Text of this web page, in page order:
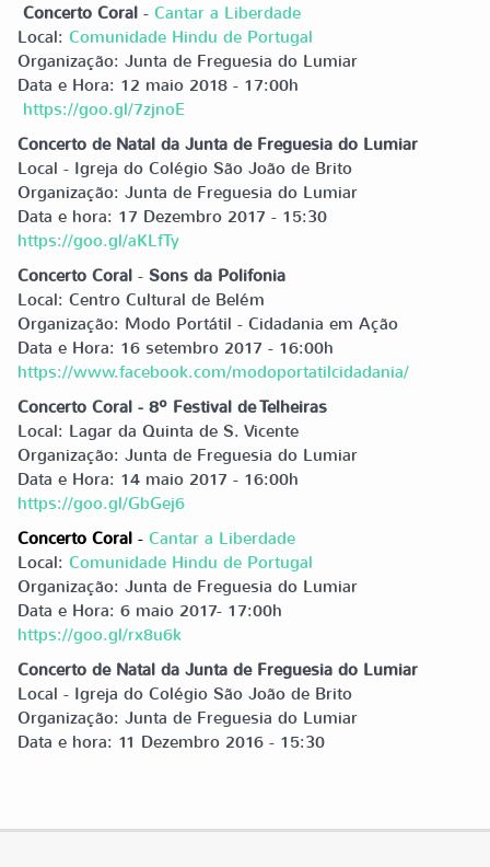
Concerto Coral - Cantar a Liberdade
Local: Comunidade Hindu de Portugal
Organização: Junta de Freguesia do Lumiar
Data e Hora: 12 maio 2018 - 17:00h
https://goo.gl/7zjnoE
Concerto de Natal da Junta de Freguesia do Lumiar
Local - Igreja do Colégio São João de Brito
Organização: Junta de Freguesia do Lumiar
Data e hora: 17 Dezembro 2017 - 15:30
https://goo.gl/aKLfTy
Concerto Coral - Sons da Polifonia
Local: Centro Cultural de Belém
Organização: Modo Portátil - Cidadania em Ação
Data e Hora: 16 setembro 2017 - 16:00h
https://www.facebook.com/modoportatilcidadania/
Concerto Coral - 8º Festival de Telheiras
Local: Lagar da Quinta de S. Vicente
Organização: Junta de Freguesia do Lumiar
Data e Hora: 14 maio 2017 - 16:00h
https://goo.gl/GbGej6
Concerto Coral - Cantar a Liberdade
Local: Comunidade Hindu de Portugal
Organização: Junta de Freguesia do Lumiar
Data e Hora: 6 maio 2017- 17:00h
https://goo.gl/rx8u6k
Concerto de Natal da Junta de Freguesia do Lumiar
Local - Igreja do Colégio São João de Brito
Organização: Junta de Freguesia do Lumiar
Data e hora: 11 Dezembro 2016 - 15:30